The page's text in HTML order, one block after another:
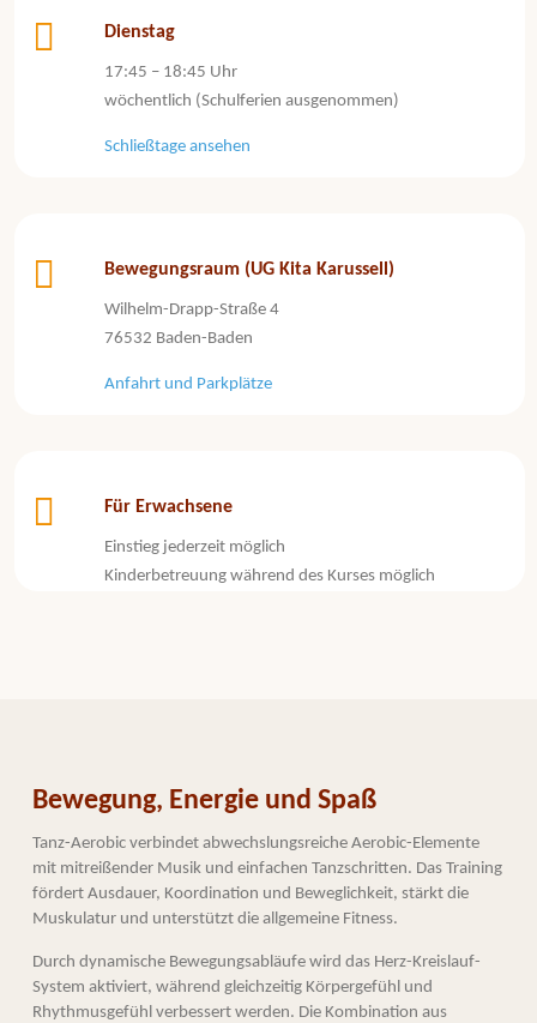
Dienstag
17:45 – 18:45 Uhr
wöchentlich (Schulferien ausgenommen)
Schließtage ansehen
Bewegungsraum (UG Kita Karussell)
Wilhelm-Drapp-Straße 4
76532 Baden-Baden
Anfahrt und Parkplätze
Für Erwachsene
Einstieg jederzeit möglich
Kinderbetreuung während des Kurses möglich
Bewegung, Energie und Spaß
Tanz-Aerobic verbindet abwechslungsreiche Aerobic-Elemente
mit mitreißender Musik und einfachen Tanzschritten. Das Training
fördert Ausdauer, Koordination und Beweglichkeit, stärkt die
Muskulatur und unterstützt die allgemeine Fitness.
Durch dynamische Bewegungsabläufe wird das Herz-Kreislauf-
System aktiviert, während gleichzeitig Körpergefühl und
Rhythmusgefühl verbessert werden. Die Kombination aus